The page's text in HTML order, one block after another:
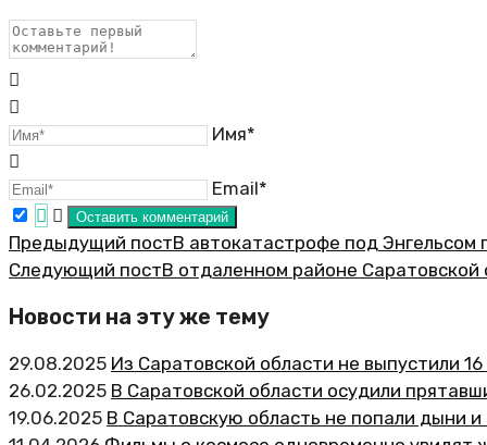
Имя*
Email*
Предыдущий постВ автокатастрофе под
Следующий постВ отдаленном районе
Новости на эту же тему
29.08.2025 Из Саратовской области не выпустили
26.02.2025 В Саратовской области осудили
19.06.2025 В Саратовскую область не попали дыни